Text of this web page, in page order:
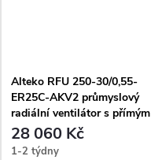
Alteko RFU 250-30/0,55-
ER25C-AKV2 průmyslový
radiální ventilátor s přímým
pohonem AC
28 060 Kč
1-2 týdny